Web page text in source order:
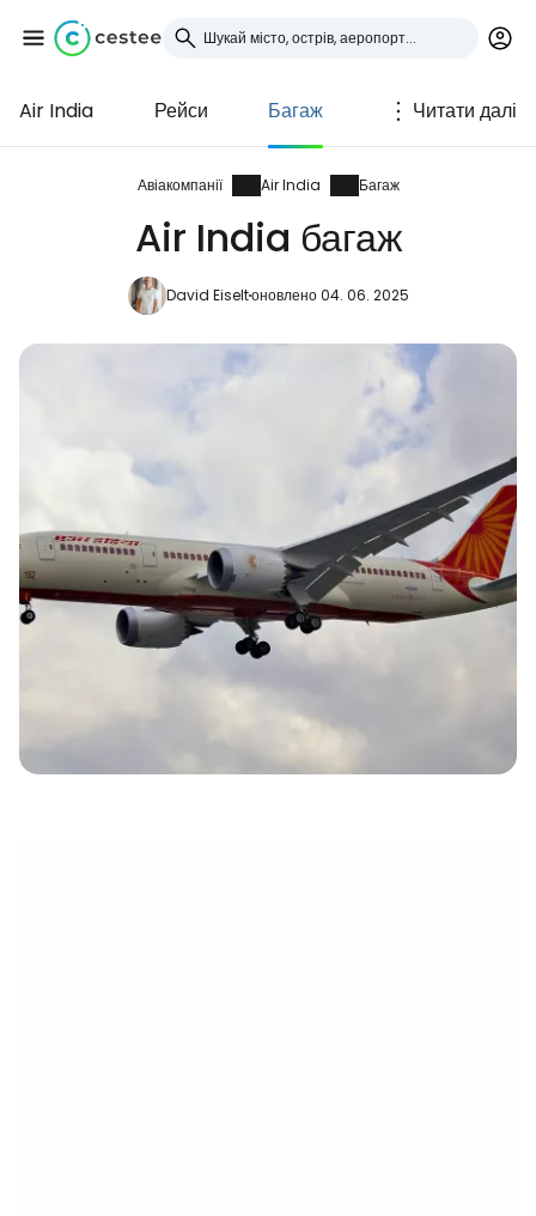
Air India Рейси Багаж Читати далі
Авіакомпанії Air India Багаж
Air India багаж
David Eiseltоновлено 04. 06. 2025
Увійдіть до Cestee
... світова туристична спільнота
Продовжуйте у Facebook